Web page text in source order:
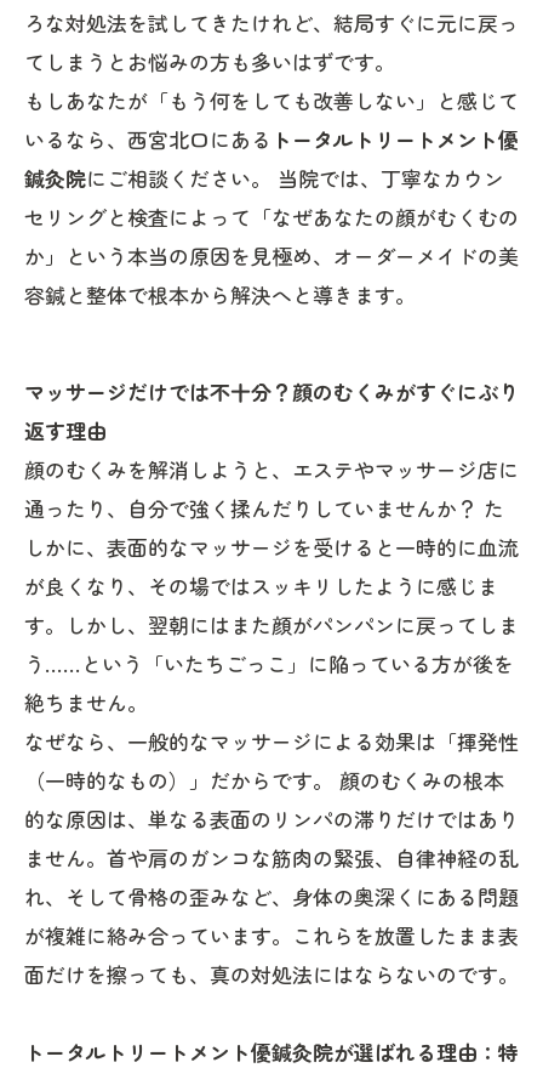
ろな対処法を試してきたけれど、結局すぐに元に戻っ
てしまうとお悩みの方も多いはずです。
もしあなたが「もう何をしても改善しない」と感じて
いるなら、西宮北口にある トータルトリートメント優
鍼灸院にご相談ください。 当院では、丁寧なカウン
セリングと検査によって「なぜあなたの顔がむくむの
か」という本当の原因を見極め、オーダーメイドの美
容鍼と整体で根本から解決へと導きます。
マッサージだけでは不十分？顔のむくみがすぐにぶり
返す理由
顔のむくみを解消しようと、エステやマッサージ店に
通ったり、自分で強く揉んだりしていませんか？ た
しかに、表面的なマッサージを受けると一時的に血流
が良くなり、その場ではスッキリしたように感じま
す。しかし、翌朝にはまた顔がパンパンに戻ってしま
う……という「いたちごっこ」に陥っている方が後を
絶ちません。
なぜなら、一般的なマッサージによる効果は「揮発性
（一時的なもの）」だからです。 顔のむくみの根本
的な原因は、単なる表面のリンパの滞りだけではあり
ません。首や肩のガンコな筋肉の緊張、自律神経の乱
れ、そして骨格の歪みなど、身体の奥深くにある問題
が複雑に絡み合っています。これらを放置したまま表
面だけを擦っても、真の対処法にはならないのです。
トータルトリートメント優鍼灸院が選ばれる理由：特